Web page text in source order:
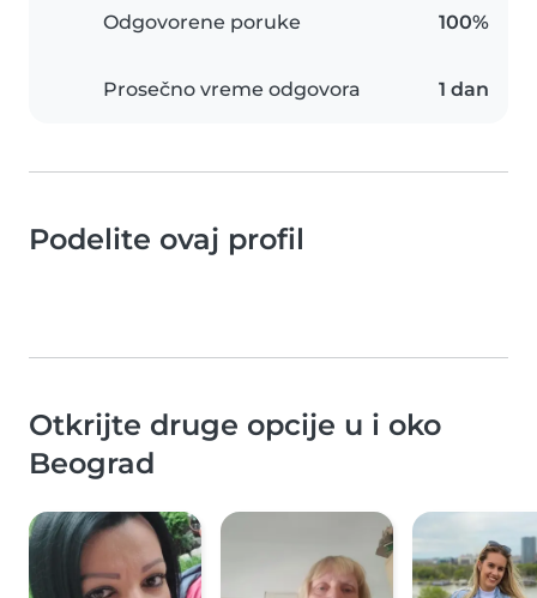
Odgovorene poruke 100%
Prosečno vreme odgovora 1 dan
Podelite ovaj profil
Otkrijte druge opcije u i oko
Beograd